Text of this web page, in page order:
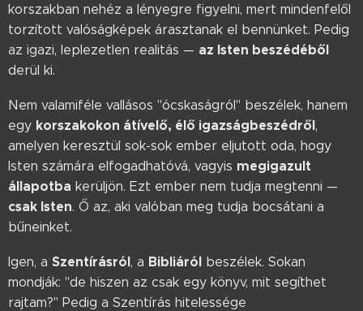
korszakban nehéz a lényegre figyelni, mert mindenfelől
torzított valóságképek árasztanak el bennünket. Pedig
az igazi, leplezetlen realitás — az Isten beszédéből
derül ki.
Nem valamiféle vallásos "ócskaságról" beszélek, hanem
egy korszakokon átívelő, élő igazságbeszédről,
amelyen keresztül sok-sok ember eljutott oda, hogy
Isten számára elfogadhatóvá, vagyis megigazult
állapotba kerüljön. Ezt ember nem tudja megtenni —
csak Isten. Ő az, aki valóban meg tudja bocsátani a
bűneinket.
Igen, a Szentírásról, a Bibliáról beszélek. Sokan
mondják: "de hiszen az csak egy könyv, mit segíthet
rajtam?" Pedig a Szentírás hitelessége